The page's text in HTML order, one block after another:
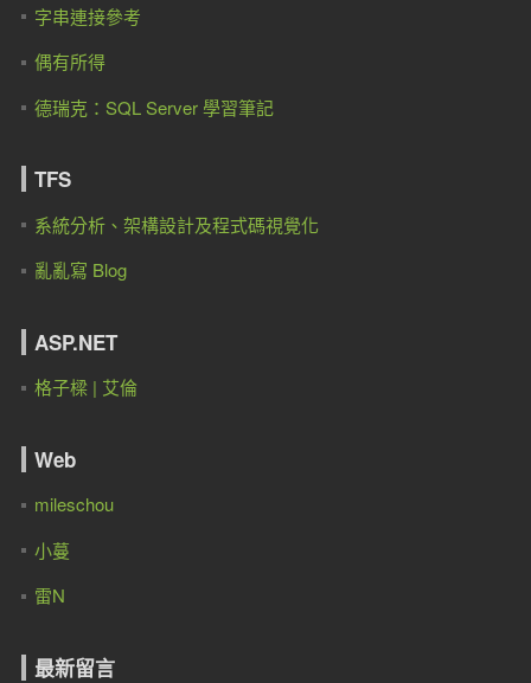
字串連接參考
偶有所得
德瑞克：SQL Server 學習筆記
TFS
系統分析、架構設計及程式碼視覺化
亂亂寫 Blog
ASP.NET
格子樑 | 艾倫
Web
mileschou
小蔓
雷N
最新留言